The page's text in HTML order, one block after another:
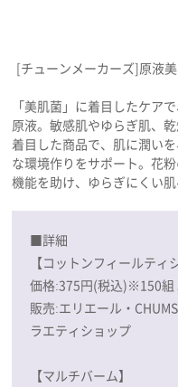
[チューンメーカーズ]原液
「美肌菌」に着目したケア
原液。敏感肌やゆらぎ肌、
着目した商品で、肌に潤い
な環境作りをサポート。花
機能を助け、ゆらぎにくい肌
■詳細
【コットンフィールティ
価格:375円(税込)※150組
販売:エリエール・
ラエティショップ
【マルチバーム】